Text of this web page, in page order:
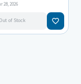
28, 2026
of Stock favorite_border